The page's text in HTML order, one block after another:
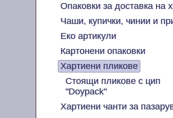
Опаковки за доставка на
Чаши, купички, чинии и
Еко артикули
Картонени опаковки
Хартиени пликове
Стоящи пликове с цип
"Doypack"
Хартиени чанти за